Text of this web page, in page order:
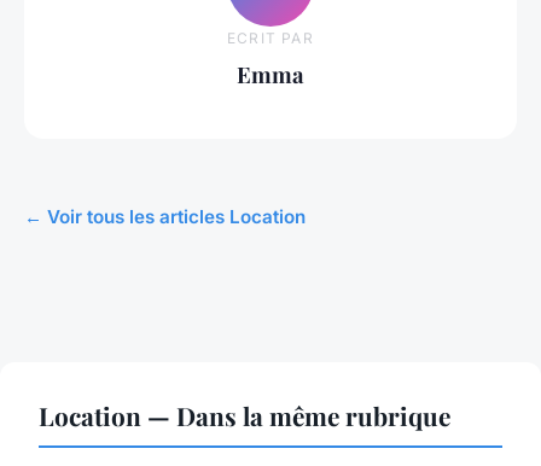
ECRIT PAR
Emma
← Voir tous les articles Location
Location — Dans la même rubrique